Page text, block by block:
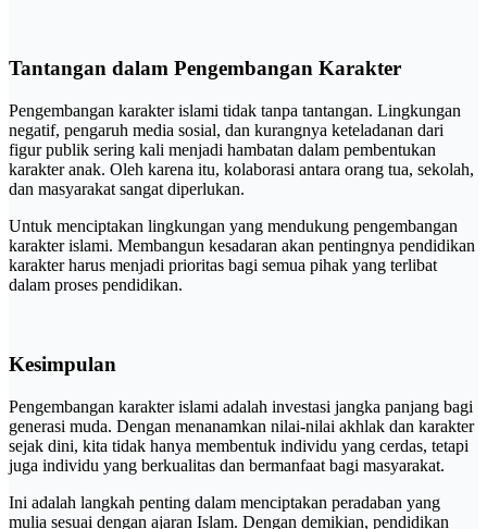
Tantangan dalam Pengembangan Karakter
Pengembangan karakter islami tidak tanpa tantangan. Lingkungan
negatif, pengaruh media sosial, dan kurangnya keteladanan dari
figur publik sering kali menjadi hambatan dalam pembentukan
karakter anak. Oleh karena itu, kolaborasi antara orang tua, sekolah,
dan masyarakat sangat diperlukan.
Untuk menciptakan lingkungan yang mendukung pengembangan
karakter islami. Membangun kesadaran akan pentingnya pendidikan
karakter harus menjadi prioritas bagi semua pihak yang terlibat
dalam proses pendidikan.
Kesimpulan
Pengembangan karakter islami adalah investasi jangka panjang bagi
generasi muda. Dengan menanamkan nilai-nilai akhlak dan karakter
sejak dini, kita tidak hanya membentuk individu yang cerdas, tetapi
juga individu yang berkualitas dan bermanfaat bagi masyarakat.
Ini adalah langkah penting dalam menciptakan peradaban yang
mulia sesuai dengan ajaran Islam. Dengan demikian, pendidikan